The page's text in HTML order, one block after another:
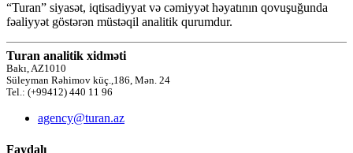
“Turan” siyasət, iqtisadiyyat və cəmiyyət həyatının qovuşuğunda
fəaliyyət göstərən müstəqil analitik qurumdur.
Turan analitik xidməti
Bakı, AZ1010
Süleyman Rəhimov küç.,186, Mən. 24
Tel.: (+99412) 440 11 96
agency@turan.az
Faydalı